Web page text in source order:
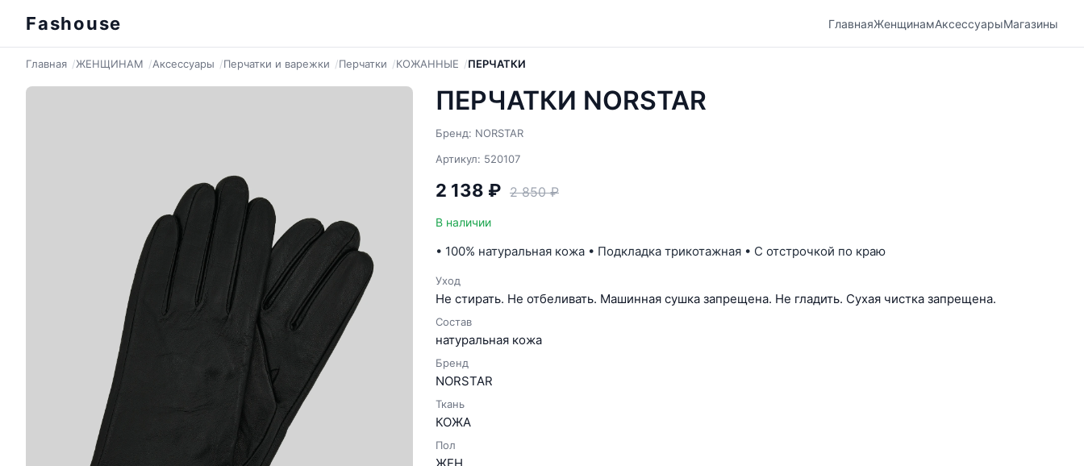
Fashouse ГлавнаяЖенщинамАксессуарыМагазины
Главная ЖЕНЩИНАМ Аксессуары Перчатки и варежки Перчатки КОЖАННЫЕ ПЕРЧАТКИ
ПЕРЧАТКИ NORSTAR
Бренд: NORSTAR
Артикул: 520107
2 138 ₽ 2 850 ₽
В наличии
• 100% натуральная кожа • Подкладка трикотажная • С отстрочкой по краю
Уход
Не стирать. Не отбеливать. Машинная сушка запрещена. Не гладить. Сухая чистка запрещена.
Состав
натуральная кожа
Бренд
NORSTAR
Ткань
КОЖА
Пол